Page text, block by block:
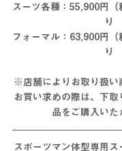
スーツ各種：55,900円（
り
フォーマル：63,900円（
り
※店舗によりお取り扱い
お買い求めの際は、下取
品をご購入いた
スポーツマン体型専用